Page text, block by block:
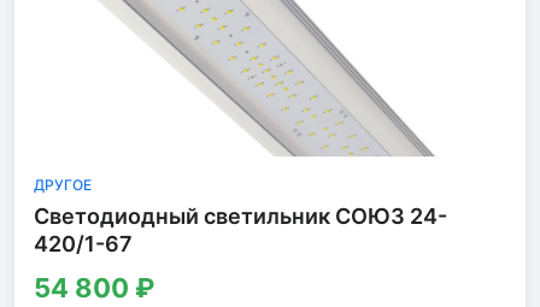
ДРУГОЕ
Светодиодный светильник СОЮЗ 24-
420/1-67
54 800 ₽